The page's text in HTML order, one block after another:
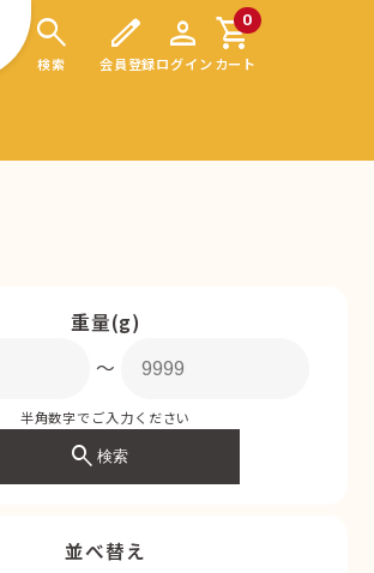
search
検索
edit
会員登録
person
ログイン
0
shopping_cart
カート
重量(g)
〜
半角数字でご入力ください
search検索
並べ替え